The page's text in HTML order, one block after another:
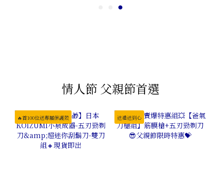
情人節 父親節首選
🔥首100位送專屬保護殼 送禮送到心